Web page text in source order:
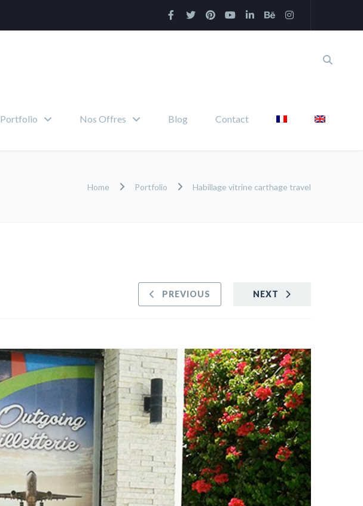
Portfolio Nos Offres Blog Contact
Home Portfolio Habillage vitrine carthage travel
NEXT
PREVIOUS